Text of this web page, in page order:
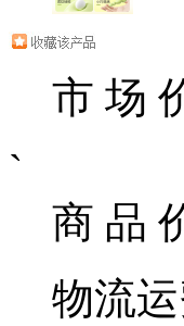
市 场
`
商 品
物流